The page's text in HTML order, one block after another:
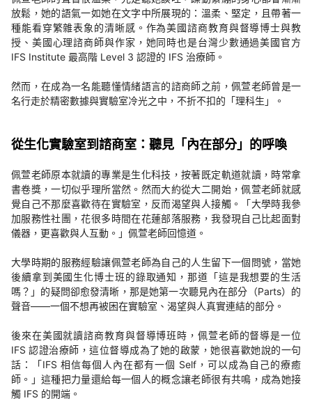
放鬆，她的語氣一如她在文字中所展現的：溫柔、堅定，且帶著一
種能看穿繁雜表象的清晰感。作為美國諮商教育與督導博士與教
授、美國心理諮商師與作家，她同時也是台灣少數通過美國官方
IFS Institute 最高階 Level 3 認證的 IFS 治療師。
然而，在成為一名能聽懂情緒語言的諮商師之前，佩萱老師曾是一
名行走於精密數據與實驗室冷光之中，不折不扣的「理科生」。
從生化實驗室到諮商室：聽見「內在部分」的呼喚
佩萱老師原本就讀的專業是生化科技，按著既定軌道就讀，時常拿
書卷獎，一切似乎理所當然。然而大約從大二開始，佩萱老師就感
覺自己不那麼喜歡待在實驗室，反而渴望與人接觸。「大學時我參
加服務性社團，花很多時間在花蓮部落服務，我發現自己比起面對
儀器，更喜歡與人互動。」佩萱老師回憶道。
大學時期的服務經驗讓佩萱老師為自己的人生留下一個問號，當她
後續拿到美國生化博士班的錄取通知，那道「這是我想要的生活
嗎？」的疑問卻愈發清晰，那是她第一次聽見內在部分（Parts）的
聲音——一個不想再被困在實驗室、渴望與人真實連結的部分。
後來在美國就讀諮商教育與督導博班時，佩萱老師的督導是一位
IFS 認證治療師，這位督導成為了她的啟蒙，她很喜歡她說的一句
話：「IFS 相信每個人內在都有一個 Self，可以成為自己的療癒
師。」這種把力量還給每一個人的概念讓老師很有共鳴，成為她接
觸 IFS 的開端。